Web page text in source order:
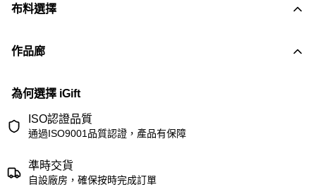
布料選擇
作品廊
為何選擇 iGift
ISO認證品質
通過ISO9001品質認證，產品有保障
準時交貨
自設廠房，確保按時完成訂單